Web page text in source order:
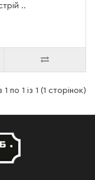
..
по 1 із 1 (1 сторінок)